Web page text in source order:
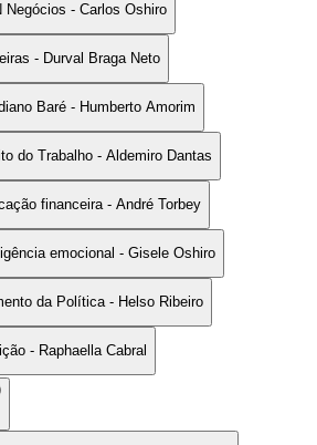
Negócios - Carlos Oshiro
- Durval Braga Neto
Baré - Humberto Amorim
do Trabalho - Aldemiro Dantas
financeira - André Torbey
emocional - Gisele Oshiro
da Política - Helso Ribeiro
- Raphaella Cabral